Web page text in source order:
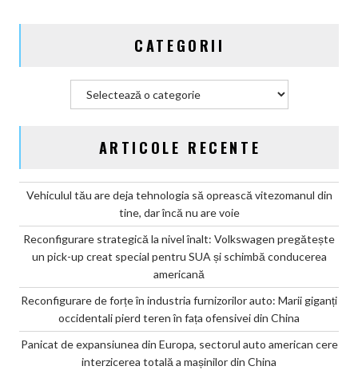
CATEGORII
ARTICOLE RECENTE
Vehiculul tău are deja tehnologia să oprească vitezomanul din
tine, dar încă nu are voie
Reconfigurare strategică la nivel înalt: Volkswagen pregătește
un pick-up creat special pentru SUA și schimbă conducerea
americană
Reconfigurare de forțe în industria furnizorilor auto: Marii giganți
occidentali pierd teren în fața ofensivei din China
Panicat de expansiunea din Europa, sectorul auto american cere
interzicerea totală a mașinilor din China